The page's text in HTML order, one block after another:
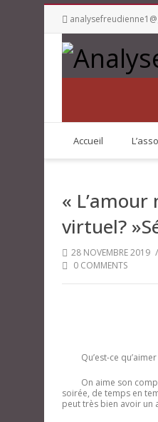
Accueil
«
virtuel?
28 NOVEMBRE 2019 /
0 COMMENTS
Qu’est-ce qu’aimer
On aime son
soirée, de temps en
peut très bien avoir un